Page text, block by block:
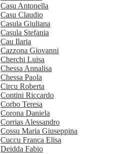
Casu Antonella
Casu Claudio
Casula Giuliana
Casula Stefania
Cau Ilaria
Cazzona Giovanni
Cherchi Luisa
Chessa Annalisa
Chessa Paola
Circu Roberta
Contini Riccardo
Corbo Teresa
Corona Daniela
Corrias Alessandro
Cossu Maria Giuseppina
Cuccu Franca Elisa
Deidda Fabio